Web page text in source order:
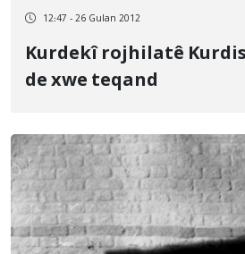
12:47 - 26 Gulan 2012
Kurdekî rojhilatê
de xwe teqand